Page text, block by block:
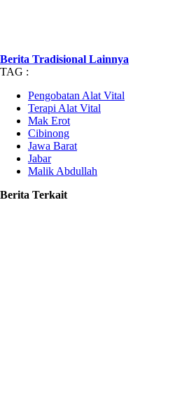
Berita Tradisional Lainnya
TAG :
Pengobatan Alat Vital
Terapi Alat Vital
Mak Erot
Cibinong
Jawa Barat
Jabar
Malik Abdullah
Berita Terkait